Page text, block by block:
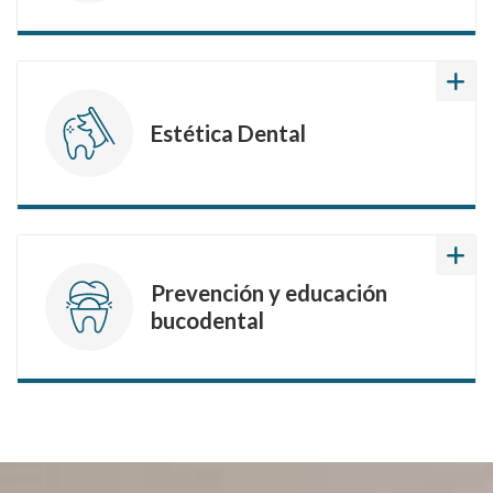
Estética Dental
Prevención y educación
bucodental